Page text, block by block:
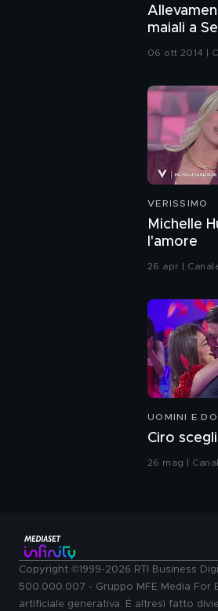
maiali a
06 ott 2014 |
VERISSIMO
Michelle
l'amore
26 apr |
UOMINI E
Ciro
26 mag |
Copyright ©1999-2026 RTI Business
500.000.007 - Gruppo MFE Media For
artificiale generativa. È altresì fatto